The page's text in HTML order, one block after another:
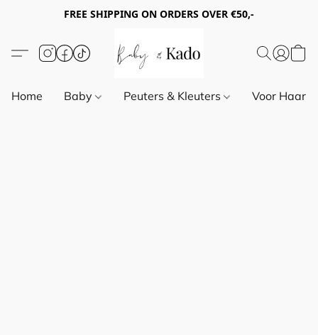
FREE SHIPPING ON ORDERS OVER €50,-
Home Baby Peuters & Kleuters Voor Haar